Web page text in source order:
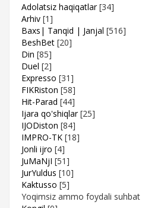
Adolatsiz haqiqatlar [34]
Arhiv [1]
Baxs| Tanqid | Janjal [516]
BeshBet [20]
Din [85]
Duel [2]
Expresso [31]
FIKRiston [58]
Hit-Parad [44]
Ijara qo'shiqlar [25]
IJODiston [84]
IMPRO-TK [18]
Jonli ijro [4]
JuMaNjI [51]
JurYuldus [10]
Kaktusso [5]
Yoqimsiz ammo foydali suhbat